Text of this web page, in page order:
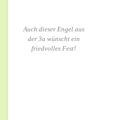
Auch dieser Engel aus
der 3a wünscht ein
friedvolles Fest!